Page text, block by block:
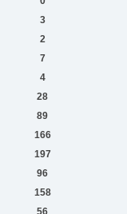
3
2
7
4
28
89
166
197
96
158
56